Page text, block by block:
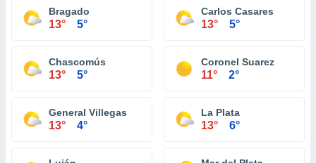
Bragado
13° 5°
Carlos Casares
13° 5°
Chascomús
13° 5°
Coronel Suarez
11° 2°
General Villegas
13° 4°
La Plata
13° 6°